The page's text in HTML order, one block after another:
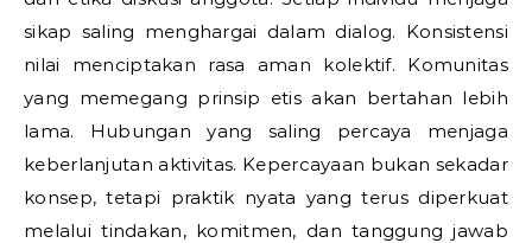
sikap saling menghargai dalam dialog. Konsistensi
nilai menciptakan rasa aman kolektif. Komunitas
yang memegang prinsip etis akan bertahan lebih
lama. Hubungan yang saling percaya menjaga
keberlanjutan aktivitas. Kepercayaan bukan sekadar
konsep, tetapi praktik nyata yang terus diperkuat
melalui tindakan, komitmen, dan tanggung jawab